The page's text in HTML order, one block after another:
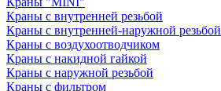
Краны с внутренней резьбой
Краны с внутренней-наружной резьбой
Краны с воздухоотводчиком
Краны с накидной гайкой
Краны с наружной резьбой
Краны с фильтром